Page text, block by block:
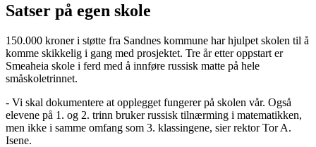
Satser på egen skole
150.000 kroner i støtte fra Sandnes kommune har hjulpet skolen til å
komme skikkelig i gang med prosjektet. Tre år etter oppstart er
Smeaheia skole i ferd med å innføre russisk matte på hele
småskoletrinnet.
- Vi skal dokumentere at opplegget fungerer på skolen vår. Også
elevene på 1. og 2. trinn bruker russisk tilnærming i matematikken,
men ikke i samme omfang som 3. klassingene, sier rektor Tor A.
Isene.